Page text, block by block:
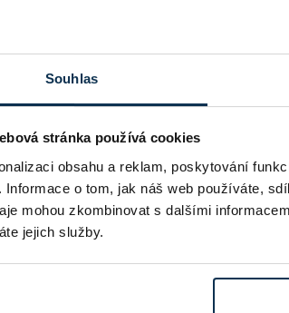
Souhlas
stránka používá cookies
obsahu a reklam, poskytování
Informace o tom, jak náš web používáte,
mohou zkombinovat s dalšími
jejich služby.